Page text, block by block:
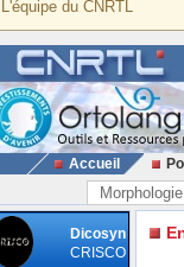
L'équipe du CNRTL
Accueil
Morphologie
Dicosyn
CRISCO